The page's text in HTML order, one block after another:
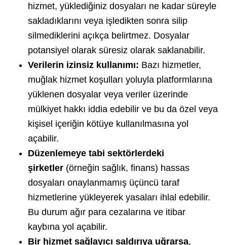
hizmet, yüklediğiniz dosyaları ne kadar süreyle
sakladıklarını veya işledikten sonra silip
silmediklerini açıkça belirtmez. Dosyalar
potansiyel olarak süresiz olarak saklanabilir.
Verilerin izinsiz kullanımı: Bazı hizmetler,
muğlak hizmet koşulları yoluyla platformlarına
yüklenen dosyalar veya veriler üzerinde
mülkiyet hakkı iddia edebilir ve bu da özel veya
kişisel içeriğin kötüye kullanılmasına yol
açabilir.
Düzenlemeye tabi sektörlerdeki
şirketler (örneğin sağlık, finans) hassas
dosyaları onaylanmamış üçüncü taraf
hizmetlerine yükleyerek yasaları ihlal edebilir.
Bu durum ağır para cezalarına ve itibar
kaybına yol açabilir.
Bir hizmet sağlayıcı saldırıya uğrarsa,